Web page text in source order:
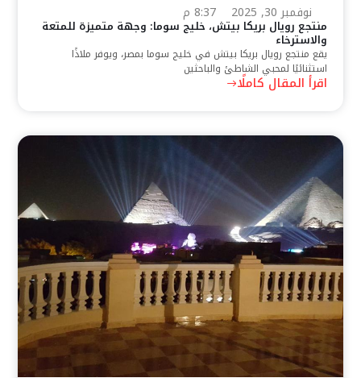
نوفمبر 30, 2025 8:37 م
منتجع رويال بريكا بيتش، خليج سوما: وجهة متميزة للمتعة
والاسترخاء
يقع منتجع رويال بريكا بيتش في خليج سوما بمصر، ويوفر ملاذًا
استثنائيًا لمحبي الشاطئ والباحثين
اقرأ المقال كاملًا